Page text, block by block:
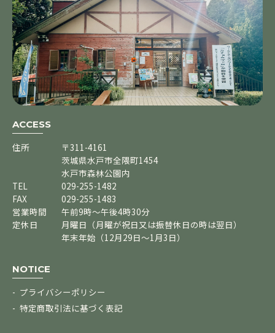
ACCESS
住所
〒311-4161
茨城県水戸市全隈町1454
水戸市森林公園内
TEL
029-255-1482
FAX
029-255-1483
営業時間
午前9時～午後4時30分
定休日
月曜日（月曜が祝日又は振替休日の時は翌日）
年末年始（12月29日～1月3日）
NOTICE
プライバシーポリシー
特定商取引法に基づく表記